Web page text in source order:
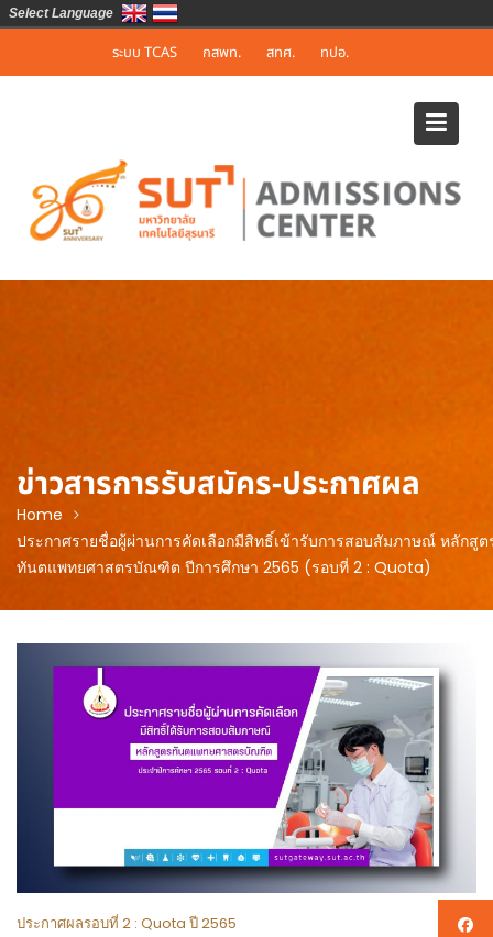
ระบบ TCAS กสพท. สทศ. ทปอ.
ข่าวสารการรับสมัคร-ประกาศผล
Home
ประกาศรายชื่อผู้ผ่านการคัดเลือกมีสิทธิ์เข้ารับการสอบสัมภาษณ์ หลักสูต
ทันตแพทยศาสตรบัณฑิต ปีการศึกษา 2565 (รอบที่ 2 : Quota)
ประกาศผลรอบที่ 2 : Quota ปี 2565
Select Language